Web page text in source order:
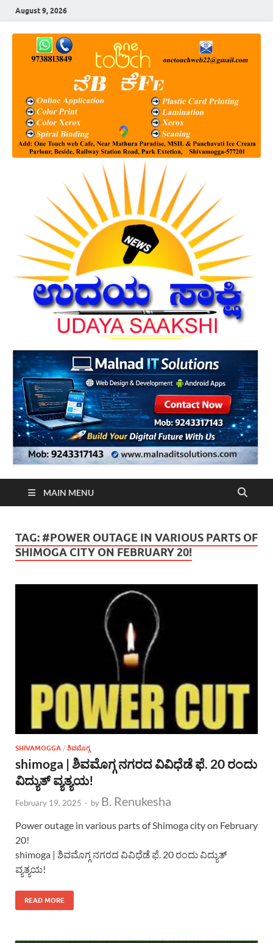
August 9, 2026
MAIN MENU
TAG: #POWER OUTAGE IN VARIOUS PARTS OF
SHIMOGA CITY ON FEBRUARY 20!
SHIVAMOGGA / ಶಿವಮೊಗ್ಗ
shimoga | ಶಿವಮೊಗ್ಗ ನಗರದ ವಿವಿಧೆಡೆ ಫೆ. 20 ರಂದು
ವಿದ್ಯುತ್ ವ್ಯತ್ಯಯ!
February 19, 2025 - by B. Renukesha
Power outage in various parts of Shimoga city on February
20!
shimoga | ಶಿವಮೊಗ್ಗ ನಗರದ ವಿವಿಧೆಡೆ ಫೆ. 20 ರಂದು ವಿದ್ಯುತ್
ವ್ಯತ್ಯಯ!
READ MORE